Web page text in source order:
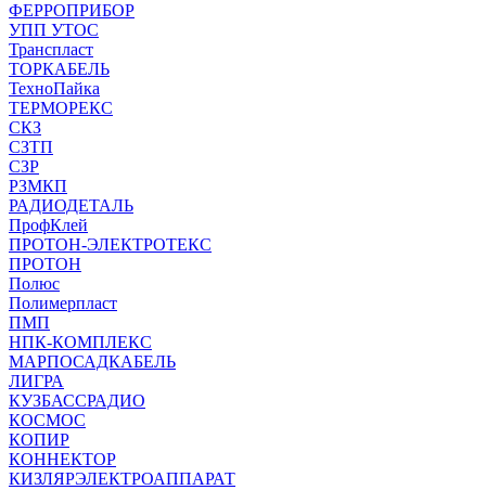
ФЕРРОПРИБОР
УПП УТОС
Транспласт
ТОРКАБЕЛЬ
ТехноПайка
ТЕРМОРЕКС
СКЗ
СЗТП
СЗР
РЗМКП
РАДИОДЕТАЛЬ
ПрофКлей
ПРОТОН-ЭЛЕКТРОТЕКС
ПРОТОН
Полюс
Полимерпласт
ПМП
НПК-КОМПЛЕКС
МАРПОСАДКАБЕЛЬ
ЛИГРА
КУЗБАССРАДИО
КОСМОС
КОПИР
КОННЕКТОР
КИЗЛЯРЭЛЕКТРОАППАРАТ